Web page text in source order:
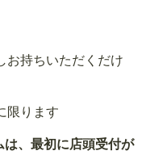
お持ちいただくだけ
限ります
、最初に店頭受付が